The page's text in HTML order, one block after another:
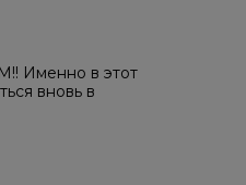
Именно в этот
вновь в